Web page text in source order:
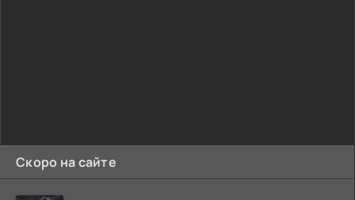
Скоро на сайте